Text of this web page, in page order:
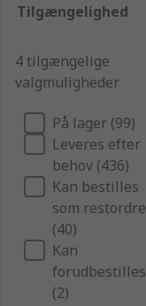
Tilgængelighed
4 tilgængelige
valgmuligheder
På lager (99)
Leveres efter
behov (436)
Kan bestilles
som restordre
(40)
Kan
forudbestilles
(2)